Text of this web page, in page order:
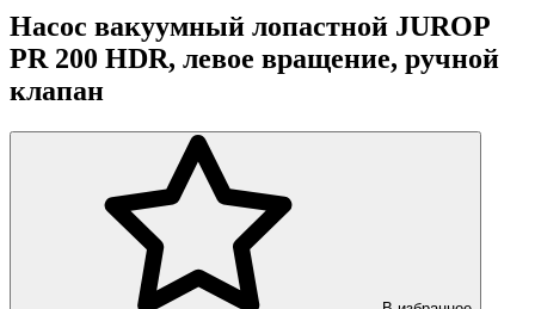
Насос вакуумный лопастной JUROP
PR 200 HDR, левое вращение, ручной
клапан